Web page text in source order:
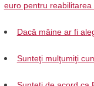
euro pentru
Dacă mâine ar fi
Sunteţi mulţumiţi